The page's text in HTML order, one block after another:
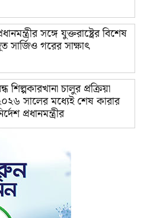
সঙ্গে যুক্তরাষ্ট্রের বিশেষ
সার্জিও গরের সাক্ষাৎ
শিল্পকারখানা চালুর প্রক্রিয়া
সালের মধ্যেই শেষ কারার
প্রধানমন্ত্রীর